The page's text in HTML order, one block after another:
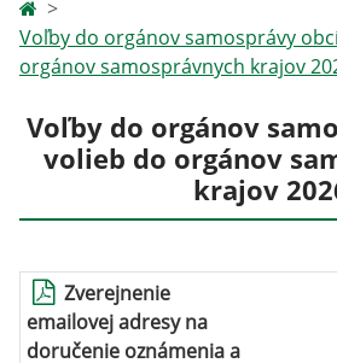
Voľby do orgánov samosprávy
orgánov samosprávnych krajov
Voľby do orgánov
volieb do orgánov
krajov
Zverejnenie
emailovej adresy na
doručenie oznámenia a